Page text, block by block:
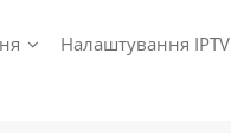
Налаштування IPTV